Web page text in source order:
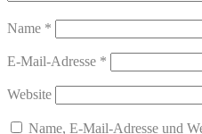
Name *
E-Mail-Adresse *
Website
Name, E-Mail-Adresse und